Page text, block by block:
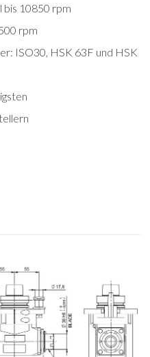
bis 10850 rpm
rpm
ISO30, HSK 63F und HSK